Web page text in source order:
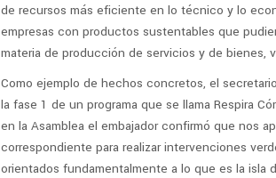
de recursos más eficiente en lo técnico y lo
empresas con productos sustentables que
materia de producción de servicios y de bienes,
Como ejemplo de hechos concretos, el
la fase 1 de un programa que se llama Respira
en la Asamblea el embajador confirmó que nos
correspondiente para realizar intervenciones
orientados fundamentalmente a lo que es la isla